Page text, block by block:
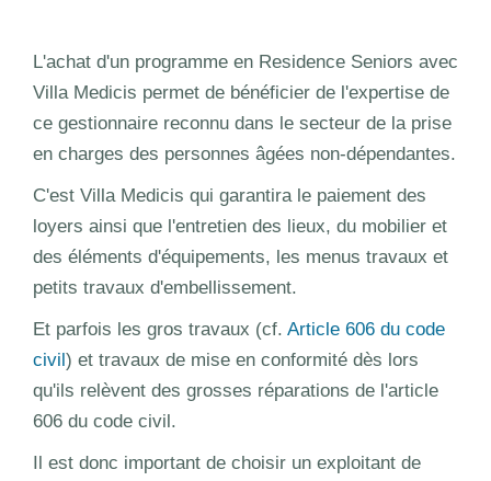
L'achat d'un programme en Residence Seniors avec
Villa Medicis permet de bénéficier de l'expertise de
ce gestionnaire reconnu dans le secteur de la prise
en charges des personnes âgées non-dépendantes.
C'est Villa Medicis qui garantira le paiement des
loyers ainsi que l'entretien des lieux, du mobilier et
des éléments d'équipements, les menus travaux et
petits travaux d'embellissement.
Et parfois les gros travaux (cf. Article 606 du code
civil) et travaux de mise en conformité dès lors
qu'ils relèvent des grosses réparations de l'article
606 du code civil.
Il est donc important de choisir un exploitant de